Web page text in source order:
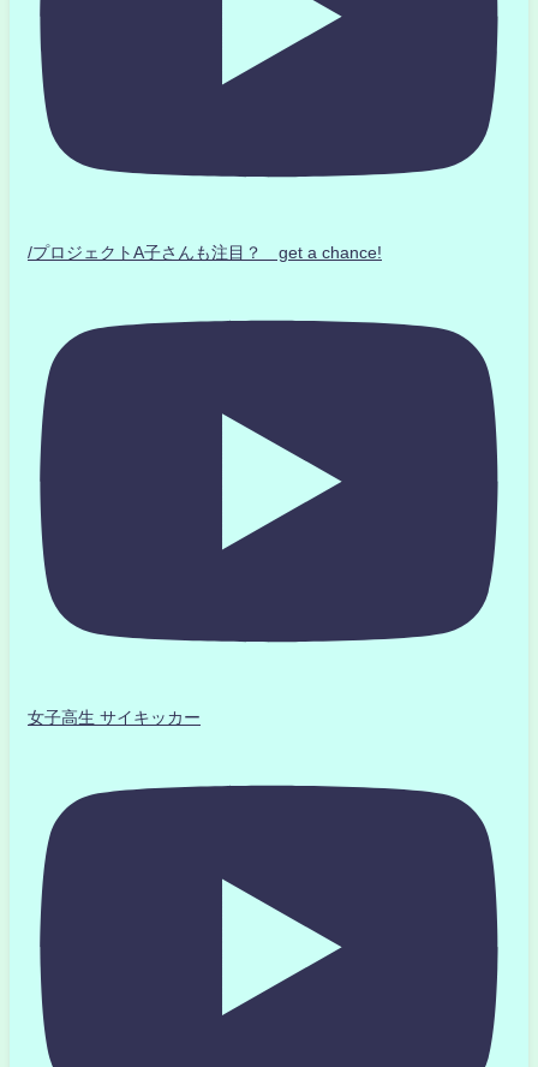
/プロジェクトA子さんも注目？ get a chance!
女子高生 サイキッカー